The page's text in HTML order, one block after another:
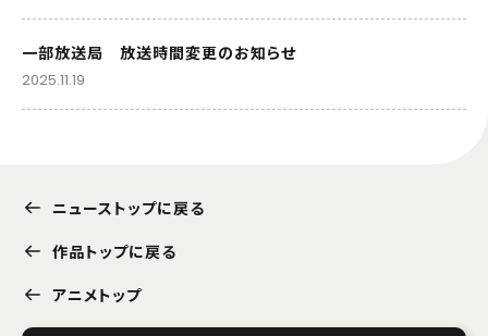
一部放送局 放送時間変更のお知らせ
2025.11.19
ニューストップに戻る
作品トップに戻る
アニメトップ